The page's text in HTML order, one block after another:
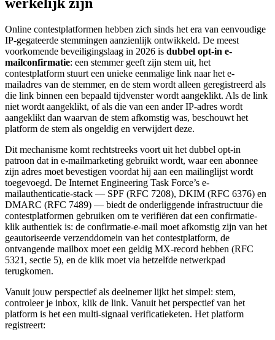
werkelijk zijn
Online contestplatformen hebben zich sinds het era van eenvoudige
IP-gegateerde stemmingen aanzienlijk ontwikkeld. De meest
voorkomende beveiligingslaag in 2026 is dubbel opt-in e-
mailconfirmatie: een stemmer geeft zijn stem uit, het
contestplatform stuurt een unieke eenmalige link naar het e-
mailadres van de stemmer, en de stem wordt alleen geregistreerd als
die link binnen een bepaald tijdvenster wordt aangeklikt. Als de link
niet wordt aangeklikt, of als die van een ander IP-adres wordt
aangeklikt dan waarvan de stem afkomstig was, beschouwt het
platform de stem als ongeldig en verwijdert deze.
Dit mechanisme komt rechtstreeks voort uit het dubbel opt-in
patroon dat in e-mailmarketing gebruikt wordt, waar een abonnee
zijn adres moet bevestigen voordat hij aan een mailinglijst wordt
toegevoegd. De Internet Engineering Task Force’s e-
mailauthenticatie-stack — SPF (RFC 7208), DKIM (RFC 6376) en
DMARC (RFC 7489) — biedt de onderliggende infrastructuur die
contestplatformen gebruiken om te verifiëren dat een confirmatie-
klik authentiek is: de confirmatie-e-mail moet afkomstig zijn van het
geautoriseerde verzenddomein van het contestplatform, de
ontvangende mailbox moet een geldig MX-record hebben (RFC
5321, sectie 5), en de klik moet via hetzelfde netwerkpad
terugkomen.
Vanuit jouw perspectief als deelnemer lijkt het simpel: stem,
controleer je inbox, klik de link. Vanuit het perspectief van het
platform is het een multi-signaal verificatieketen. Het platform
registreert: